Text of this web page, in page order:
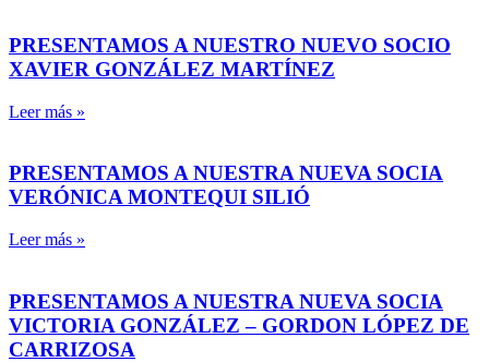
PRESENTAMOS A NUESTRO NUEVO SOCIO
XAVIER GONZÁLEZ MARTÍNEZ
Leer más »
PRESENTAMOS A NUESTRA NUEVA SOCIA
VERÓNICA MONTEQUI SILIÓ
Leer más »
PRESENTAMOS A NUESTRA NUEVA SOCIA
VICTORIA GONZÁLEZ – GORDON LÓPEZ DE
CARRIZOSA